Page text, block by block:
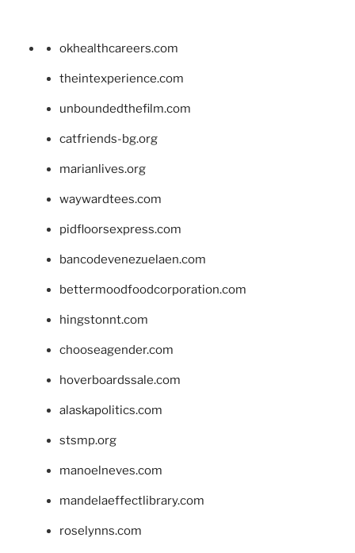
okhealthcareers.com
theintexperience.com
unboundedthefilm.com
catfriends-bg.org
marianlives.org
waywardtees.com
pidfloorsexpress.com
bancodevenezuelaen.com
bettermoodfoodcorporation.com
hingstonnt.com
chooseagender.com
hoverboardssale.com
alaskapolitics.com
stsmp.org
manoelneves.com
mandelaeffectlibrary.com
roselynns.com